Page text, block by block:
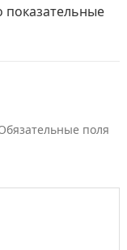
показательные
поля